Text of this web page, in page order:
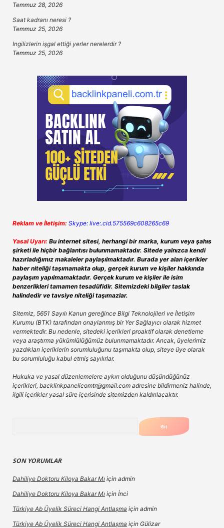
Temmuz 28, 2026
Saat kadranı neresi ?
Temmuz 25, 2026
Ingilizlerin işgal ettiği yerler nerelerdir ?
Temmuz 25, 2026
Reklam ve İletişim: Skype: live:.cid.575569c608265c69
Yasal Uyarı: Bu internet sitesi, herhangi bir marka, kurum veya şahıs
şirketi ile hiçbir bağlantısı bulunmamaktadır. Sitede yalnızca kendi
hazırladığımız makaleler paylaşılmaktadır. Burada yer alan içerikler
haber niteliği taşımamakta olup, gerçek kurum ve kişiler hakkında
paylaşım yapılmamaktadır. Gerçek kurum ve kişiler ile isim
benzerlikleri tamamen tesadüfidir. Sitemizdeki bilgiler taslak
halindedir ve tavsiye niteliği taşımazlar.
Sitemiz, 5651 Sayılı Kanun gereğince Bilgi Teknolojileri ve İletişim
Kurumu (BTK) tarafından onaylanmış bir Yer Sağlayıcı olarak hizmet
vermektedir. Bu nedenle, sitedeki içerikleri proaktif olarak denetleme
veya araştırma yükümlülüğümüz bulunmamaktadır. Ancak, üyelerimiz
yazdıkları içeriklerin sorumluluğunu taşımakta olup, siteye üye olarak
bu sorumluluğu kabul etmiş sayılırlar.
Hukuka ve yasal düzenlemelere aykırı olduğunu düşündüğünüz
içerikleri, backlinkpanelicomtr@gmail.com adresine bildirmeniz halinde,
ilgili içerikler yasal süre içerisinde sitemizden kaldırılacaktır.
SON YORUMLAR
Dahiliye Doktoru Kiloya Bakar Mı için admin
Dahiliye Doktoru Kiloya Bakar Mı için İnci
Türkiye Ab Üyelik Süreci Hangi Antlaşma için admin
Türkiye Ab Üyelik Süreci Hangi Antlaşma için Gülizar